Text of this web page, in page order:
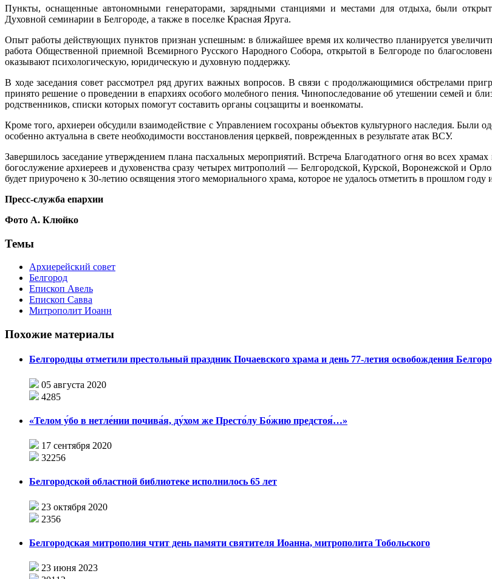
Пункты, оснащенные автономными генераторами, зарядными станциями и местами для отдыха, были
Духовной семинарии в Белгороде, а также в поселке Красная Яруга.
Опыт работы действующих пунктов признан успешным: в ближайшее время их количество планируется
работа Общественной приемной Всемирного Русского Народного Собора, открытой в Белгороде по
оказывают психологическую, юридическую и духовную поддержку.
В ходе заседания совет рассмотрел ряд других важных вопросов. В связи с продолжающимися обстрелами
принято решение о проведении в епархиях особого молебного пения. Чинопоследование об утешении семей и
родственников, списки которых помогут составить органы соцзащиты и военкоматы.
Кроме того, архиереи обсудили взаимодействие с Управлением госохраны объектов культурного наследия. Были
особенно актуальна в свете необходимости восстановления церквей, поврежденных в результате атак ВСУ.
Завершилось заседание утверждением плана пасхальных мероприятий. Встреча Благодатного огня во всех
богослужение архиереев и духовенства сразу четырех митрополий — Белгородской, Курской, Воронежской и
будет приурочено к 30-летию освящения этого мемориального храма, которое не удалось отметить в прошлом году
Пресс-служба епархии
Фото А. Клюйко
Темы
Архиерейский совет
Белгород
Епископ Авель
Епископ Савва
Митрополит Иоанн
Похожие материалы
Белгородцы отметили престольный праздник Почаевского храма и день 77-летия освобождения
05 августа 2020
4285
«Телом у́бо в нетле́нии почива́я, ду́хом же Престо́лу Бо́жию предстоя́…»
17 сентября 2020
32256
Белгородской областной библиотеке исполнилось 65 лет
23 октября 2020
2356
Белгородская митрополия чтит день памяти святителя Иоанна, митрополита Тобольского
23 июня 2023